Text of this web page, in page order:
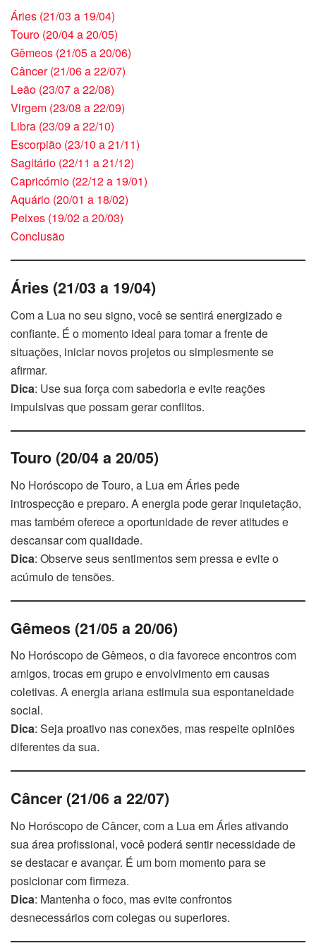
Áries (21/03 a 19/04)
Touro (20/04 a 20/05)
Gêmeos (21/05 a 20/06)
Câncer (21/06 a 22/07)
Leão (23/07 a 22/08)
Virgem (23/08 a 22/09)
Libra (23/09 a 22/10)
Escorpião (23/10 a 21/11)
Sagitário (22/11 a 21/12)
Capricórnio (22/12 a 19/01)
Aquário (20/01 a 18/02)
Peixes (19/02 a 20/03)
Conclusão
Áries (21/03 a 19/04)
Com a Lua no seu signo, você se sentirá energizado e
confiante. É o momento ideal para tomar a frente de
situações, iniciar novos projetos ou simplesmente se
afirmar.
Dica: Use sua força com sabedoria e evite reações
impulsivas que possam gerar conflitos.
Touro (20/04 a 20/05)
No Horóscopo de Touro, a Lua em Áries pede
introspecção e preparo. A energia pode gerar inquietação,
mas também oferece a oportunidade de rever atitudes e
descansar com qualidade.
Dica: Observe seus sentimentos sem pressa e evite o
acúmulo de tensões.
Gêmeos (21/05 a 20/06)
No Horóscopo de Gêmeos, o dia favorece encontros com
amigos, trocas em grupo e envolvimento em causas
coletivas. A energia ariana estimula sua espontaneidade
social.
Dica: Seja proativo nas conexões, mas respeite opiniões
diferentes da sua.
Câncer (21/06 a 22/07)
No Horóscopo de Câncer, com a Lua em Áries ativando
sua área profissional, você poderá sentir necessidade de
se destacar e avançar. É um bom momento para se
posicionar com firmeza.
Dica: Mantenha o foco, mas evite confrontos
desnecessários com colegas ou superiores.